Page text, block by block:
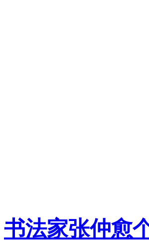
书法家张仲愈